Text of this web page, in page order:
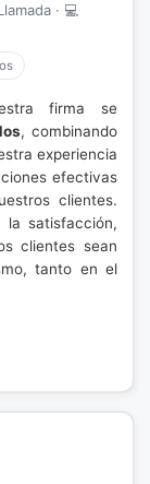
· 💻
firma se
, combinando
experiencia
efectivas
clientes.
la satisfacción,
clientes sean
tanto en el